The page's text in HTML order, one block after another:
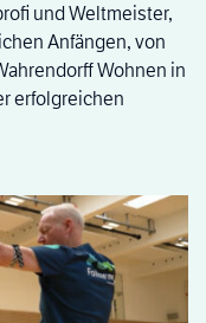
und Weltmeister,
Anfängen, von
Wohnen in
erfolgreichen